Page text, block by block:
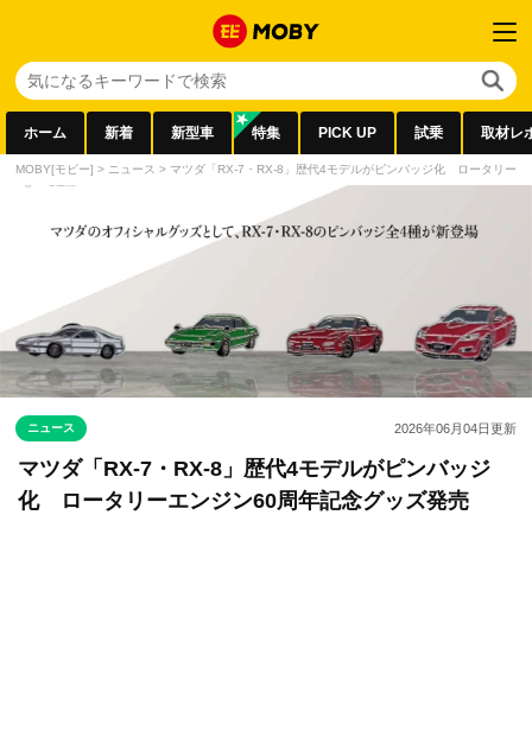
ホーム 新着 新型車 特集 PICK UP 試乗 取材レ
MOBY[モビー] > ニュース > マツダ「RX-7・RX-8」歴代4モデルがピンバッジ化 ロータリーエ
ニュース 2026年06月04日更新
マツダ「RX-7・RX-8」歴代4モデルがピンバッジ
化 ロータリーエンジン60周年記念グッズ発売